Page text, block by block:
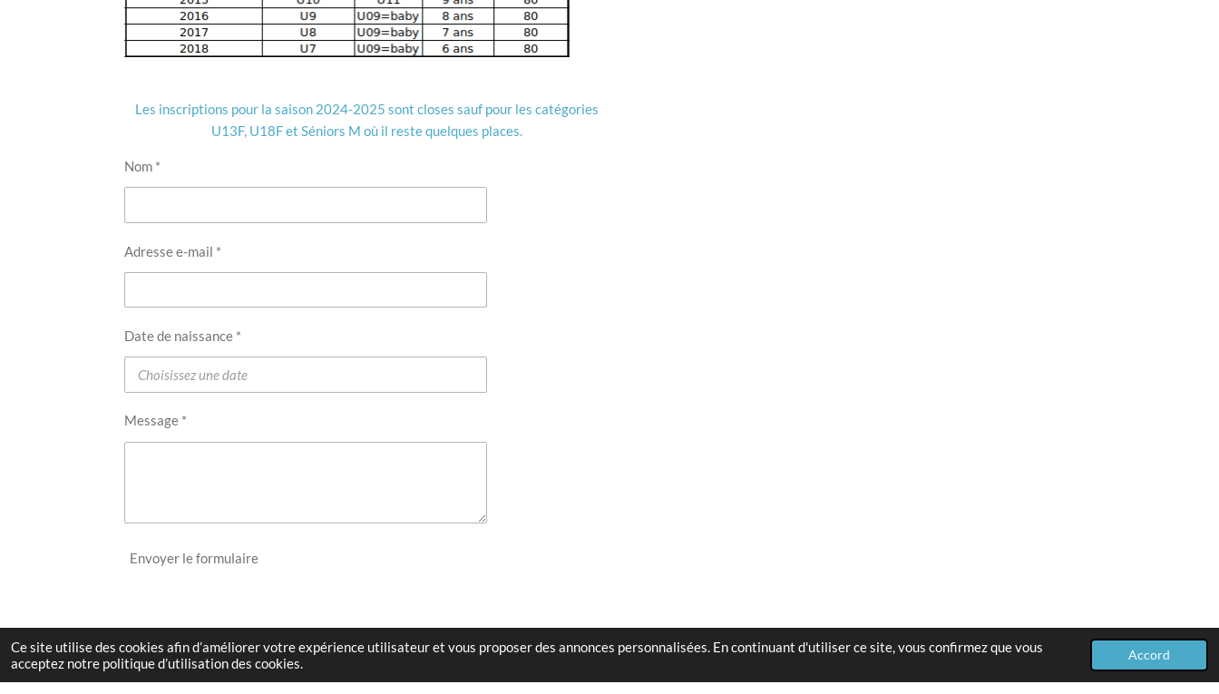
Ce site utilise des cookies afin d’améliorer votre expérience utilisateur et vous proposer des annonces personnalisées. En continuant d'utiliser ce site, vous confirmez que vous
acceptez notre politique d’utilisation des cookies.
Accord
Les inscriptions pour la saison 2024-2025 sont closes sauf pour les catégories
U13F, U18F et Séniors M où il reste quelques places.
Nom *
Adresse e-mail *
Date de naissance *
Message *
Envoyer le formulaire